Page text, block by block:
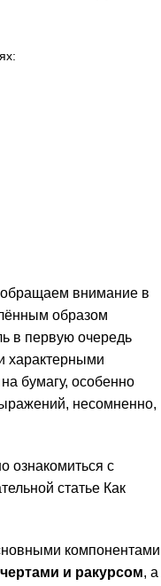
внимание в
образом
в первую очередь
характерными
бумагу, особенно
несомненно,
ознакомиться с
статье Как
компонентами
и ракурсом, а